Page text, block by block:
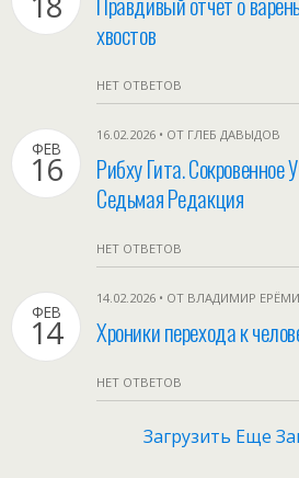
хвостов
НЕТ ОТВЕТОВ
ФЕВ
16
16.02.2026 • ОТ ГЛЕБ ДАВЫДОВ
Рибху Гита. Сокровенное
Седьмая Редакция
НЕТ ОТВЕТОВ
ФЕВ
14
14.02.2026 • ОТ ВЛАДИМИР
Хроники перехода к
НЕТ ОТВЕТОВ
Загрузить Еще